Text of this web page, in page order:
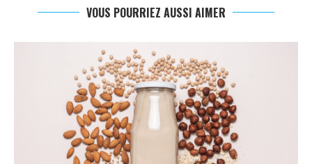
VOUS POURRIEZ AUSSI AIMER